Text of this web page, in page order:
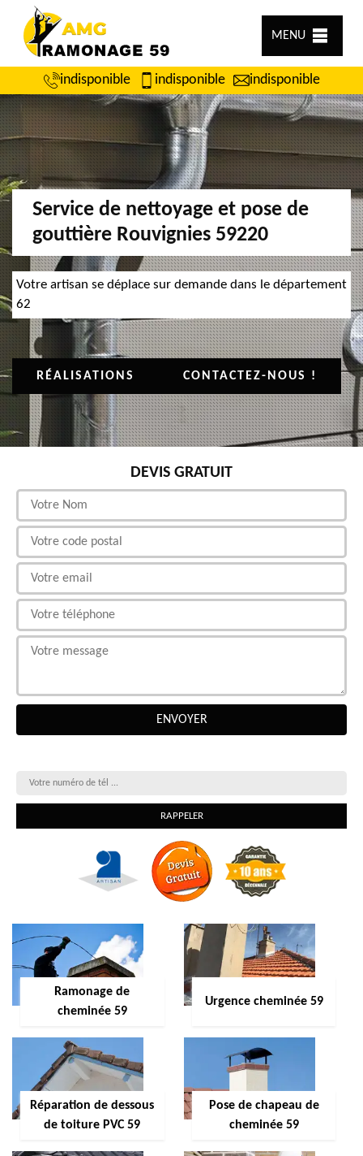
MENU
indisponible indisponible indisponible
Service de nettoyage et pose de
gouttière Rouvignies 59220
Votre artisan se déplace sur demande dans le département
62
RÉALISATIONS CONTACTEZ-NOUS !
DEVIS GRATUIT
Ramonage de
cheminée 59
Urgence cheminée 59
Réparation de dessous
de toiture PVC 59
Pose de chapeau de
cheminée 59